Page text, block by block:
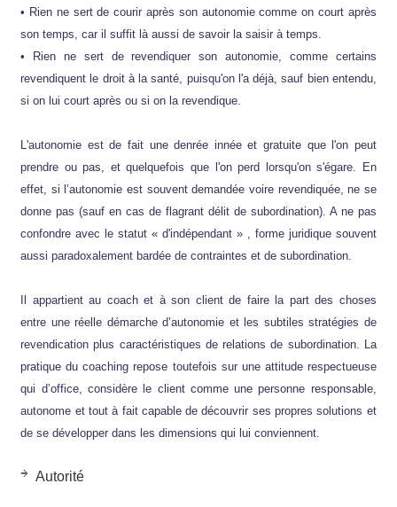
• Rien ne sert de courir après son autonomie comme on court après
son temps, car il suffit là aussi de savoir la saisir à temps.
• Rien ne sert de revendiquer son autonomie, comme certains
revendiquent le droit à la santé, puisqu'on l'a déjà, sauf bien entendu,
si on lui court après ou si on la revendique.
L'autonomie est de fait une denrée innée et gratuite que l'on peut
prendre ou pas, et quelquefois que l'on perd lorsqu'on s'égare. En
effet, si l’autonomie est souvent demandée voire revendiquée, ne se
donne pas (sauf en cas de flagrant délit de subordination). A ne pas
confondre avec le statut « d'indépendant » , forme juridique souvent
aussi paradoxalement bardée de contraintes et de subordination.
Il appartient au coach et à son client de faire la part des choses
entre une réelle démarche d’autonomie et les subtiles stratégies de
revendication plus caractéristiques de relations de subordination. La
pratique du coaching repose toutefois sur une attitude respectueuse
qui d’office, considère le client comme une personne responsable,
autonome et tout à fait capable de découvrir ses propres solutions et
de se développer dans les dimensions qui lui conviennent.
Autorité